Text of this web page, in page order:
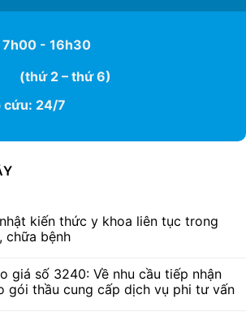
7h00 - 16h30
(thứ 2 – thứ 6)
cứu: 24/7
kiến thức y khoa liên tục trong
chữa bệnh
giá số 3240: Về nhu cầu tiếp nhận
gói thầu cung cấp dịch vụ phi tư vấn